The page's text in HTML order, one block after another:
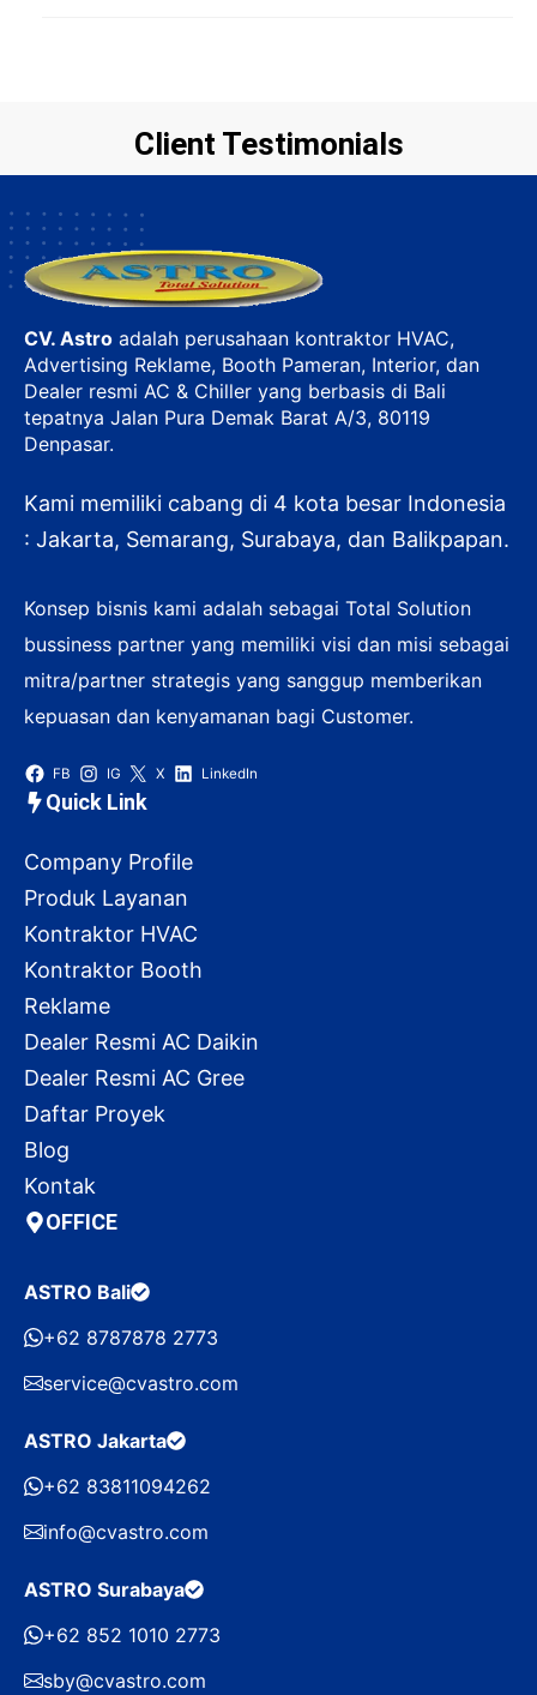
Client Testimonials
CV. Astro adalah perusahaan kontraktor HVAC,
Advertising Reklame, Booth Pameran, Interior, dan
Dealer resmi AC & Chiller yang berbasis di Bali
tepatnya Jalan Pura Demak Barat A/3, 80119
Denpasar.
Kami memiliki cabang di 4 kota besar Indonesia
: Jakarta, Semarang, Surabaya, dan Balikpapan.
Konsep bisnis kami adalah sebagai Total Solution
bussiness partner yang memiliki visi dan misi sebagai
mitra/partner strategis yang sanggup memberikan
kepuasan dan kenyamanan bagi Customer.
FB IG X LinkedIn
Quick Link
Company Profile
Produk Layanan
Kontraktor HVAC
Kontraktor Booth
Reklame
Dealer Resmi AC Daikin
Dealer Resmi AC Gree
Daftar Proyek
Blog
Kontak
OFFICE
ASTRO Bali
+62 8787878 2773
service@cvastro.com
ASTRO Jakarta
+62 83811094262
info@cvastro.com
ASTRO Surabaya
+62 852 1010 2773
sby@cvastro.com